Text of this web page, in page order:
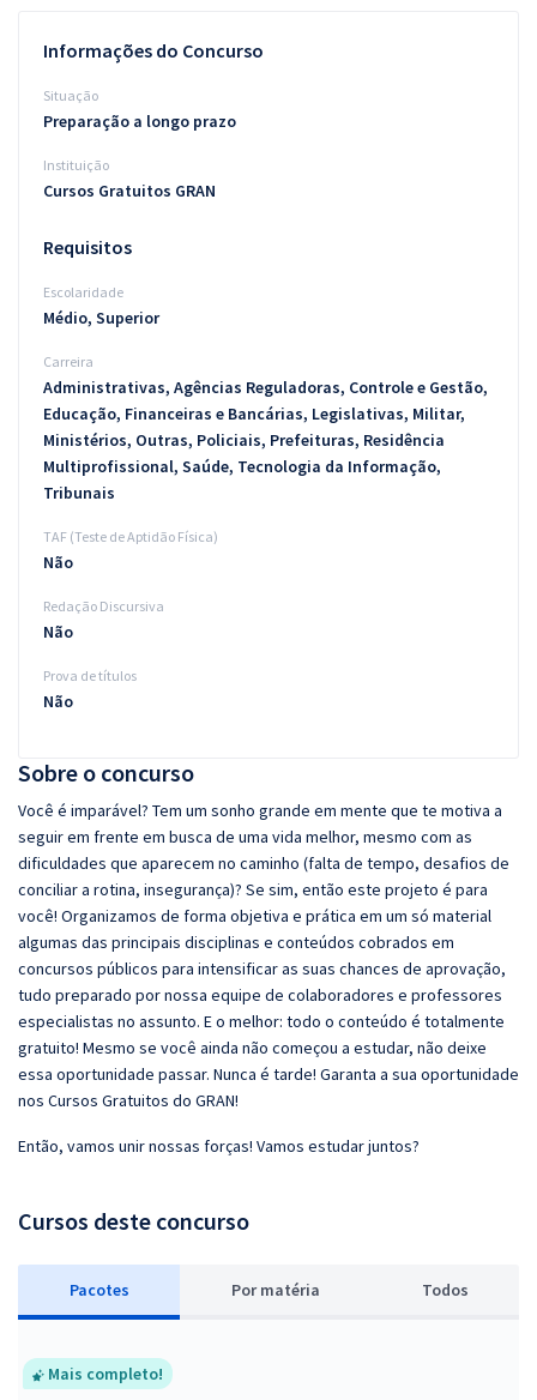
Mentorias
Questões grátis
Conteúdo gratuito
Aprovados
Atendimento
Sobre o concurso
Você é imparável? Tem um sonho grande em mente que te motiva a
seguir em frente em busca de uma vida melhor, mesmo com as
dificuldades que aparecem no caminho (falta de tempo, desafios de
conciliar a rotina, insegurança)? Se sim, então este projeto é para
você! Organizamos de forma objetiva e prática em um só material
algumas das principais disciplinas e conteúdos cobrados em
concursos públicos para intensificar as suas chances de aprovação,
tudo preparado por nossa equipe de colaboradores e professores
especialistas no assunto. E o melhor: todo o conteúdo é totalmente
gratuito! Mesmo se você ainda não começou a estudar, não deixe
essa oportunidade passar. Nunca é tarde! Garanta a sua oportunidade
nos Cursos Gratuitos do GRAN!
Então, vamos unir nossas forças! Vamos estudar juntos?
Cursos deste concurso
Pacotes Por matéria Todos
Mais completo!
Informações do Concurso
Situação
Preparação a longo prazo
Instituição
Cursos Gratuitos GRAN
Requisitos
Escolaridade
Médio, Superior
Carreira
Administrativas, Agências Reguladoras, Controle e Gestão,
Educação, Financeiras e Bancárias, Legislativas, Militar,
Ministérios, Outras, Policiais, Prefeituras, Residência
Multiprofissional, Saúde, Tecnologia da Informação,
Tribunais
TAF (Teste de Aptidão Física)
Não
Redação Discursiva
Não
Prova de títulos
Não